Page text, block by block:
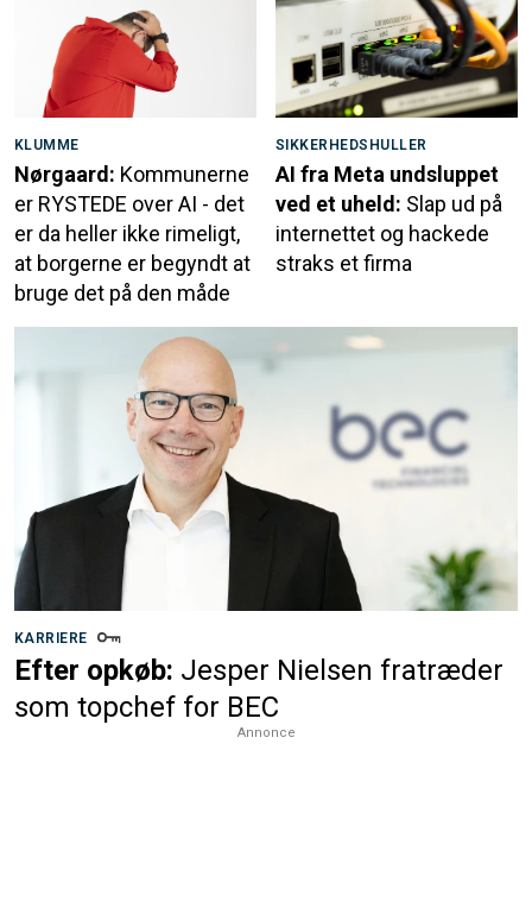
KLUMME
Nørgaard: Kommunerne
er RYSTEDE over AI - det
er da heller ikke rimeligt,
at borgerne er begyndt at
bruge det på den måde
SIKKERHEDSHULLER
AI fra Meta undsluppet
ved et uheld: Slap ud på
internettet og hackede
straks et firma
KARRIERE
Efter opkøb: Jesper Nielsen fratræder
som topchef for BEC
Annonce